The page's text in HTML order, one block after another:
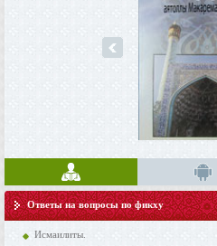
prev
Ответы на вопросы по фикху
Исмаилиты.